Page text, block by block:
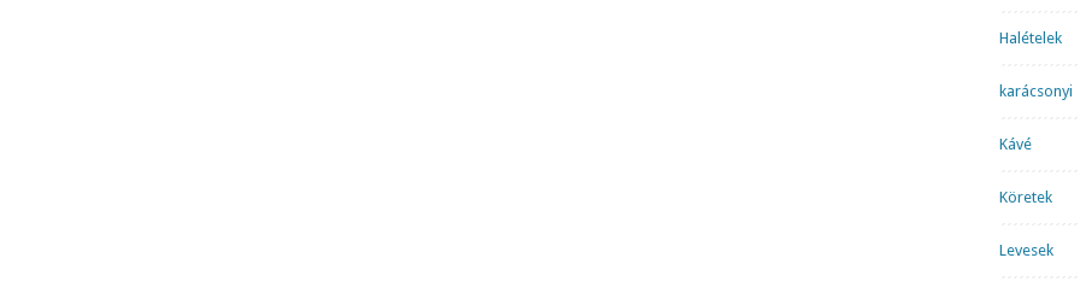
Halételek
karácsonyi
Kávé
Köretek
Levesek